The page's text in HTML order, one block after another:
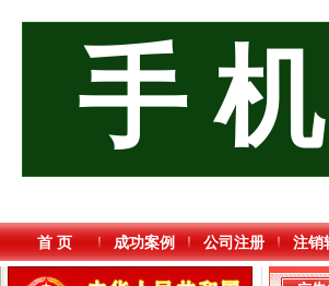
手
首 页 成功案例 公司注册 注销